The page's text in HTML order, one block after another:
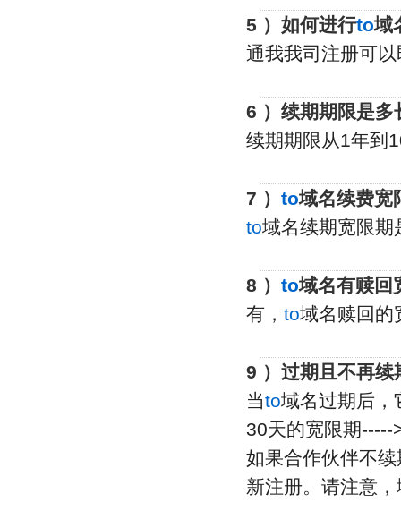
5 ）如何进行to域
通我我司注册可
6 ）续期期限是多
续期期限从1年到
7 ） to域名续费宽
to域名续期宽限期
8 ） to域名有赎回
有， to域名赎回的
9 ）过期且不再续
当to域名过期后，
30天的宽限期-----
如果合作伙伴不
新注册。请注意